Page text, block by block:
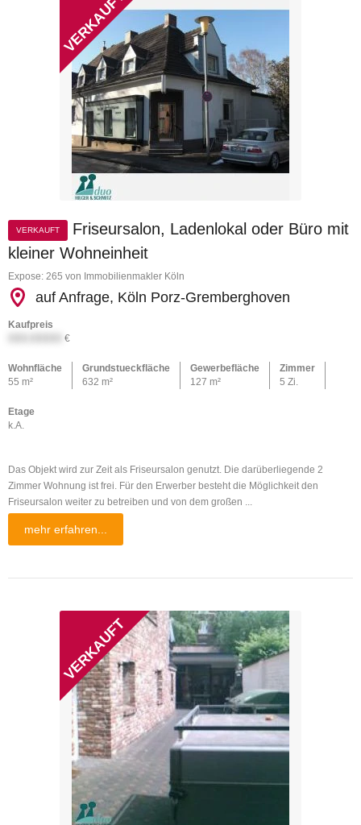
VERKAUFT
Friseursalon, Ladenlokal oder Büro mit
kleiner Wohneinheit
Expose: 265 von Immobilienmakler Köln
auf Anfrage, Köln Porz-Gremberghoven
Kaufpreis
€
Wohnfläche
55 m²
Grundstueckfläche
632 m²
Gewerbefläche
127 m²
Zimmer
5 Zi.
Etage
k.A.
Das Objekt wird zur Zeit als Friseursalon genutzt. Die darüberliegende 2
Zimmer Wohnung ist frei. Für den Erwerber besteht die Möglichkeit den
Friseursalon weiter zu betreiben und von dem großen ...
mehr erfahren...